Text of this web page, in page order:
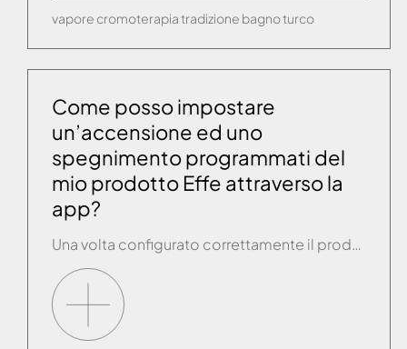
vapore cromoterapiatradizione bagno turco
Come posso impostare
un’accensione ed uno
spegnimento programmati del
mio prodotto Effe attraverso la
app?
Una volta configurato correttamente il prodotto, dalla pagina di STANDBY, dentro la app, occorre aprire il menù a tendina e selezionare “Programma Sauna” nel caso in cui il prodotto configurato sia una sauna e “Programma Hammam” nel caso in cui il prodotto configurato sia un hammam. Ci verrà chiesto successivamente di selezionare il giorno specifico […]